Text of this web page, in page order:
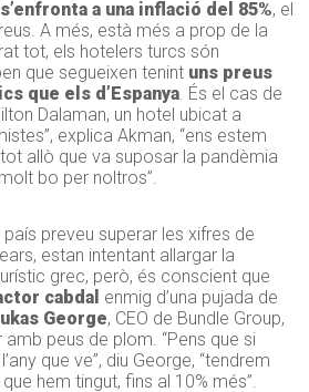
s’enfronta a una inflació del 85%, el
A més, està més a prop de la
tot, els hotelers turcs són
que segueixen tenint uns preus
que els d’Espanya. És el cas de
Dalaman, un hotel ubicat a
explica Akman, “ens estem
allò que va suposar la pandèmia
bo per noltros”.
país preveu superar les xifres de
estan intentant allargar la
grec, però, és conscient que
cabdal enmig d’una pujada de
George, CEO de Bundle Group,
peus de plom. “Pens que si
que ve”, diu George, “tendrem
hem tingut, fins al 10% més”.